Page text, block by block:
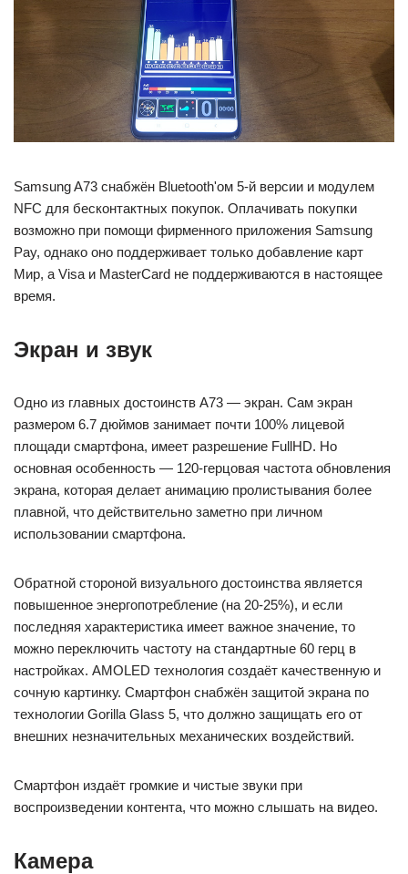
Samsung A73 снабжён Bluetooth'ом 5-й версии и модулем
NFC для бесконтактных покупок. Оплачивать покупки
возможно при помощи фирменного приложения Samsung
Pay, однако оно поддерживает только добавление карт
Мир, а Visa и MasterCard не поддерживаются в настоящее
время.
Экран и звук
Одно из главных достоинств A73 — экран. Сам экран
размером 6.7 дюймов занимает почти 100% лицевой
площади смартфона, имеет разрешение FullHD. Но
основная особенность — 120-герцовая частота обновления
экрана, которая делает анимацию пролистывания более
плавной, что действительно заметно при личном
использовании смартфона.
Обратной стороной визуального достоинства является
повышенное энергопотребление (на 20-25%), и если
последняя характеристика имеет важное значение, то
можно переключить частоту на стандартные 60 герц в
настройках. AMOLED технология создаёт качественную и
сочную картинку. Смартфон снабжён защитой экрана по
технологии Gorilla Glass 5, что должно защищать его от
внешних незначительных механических воздействий.
Смартфон издаёт громкие и чистые звуки при
воспроизведении контента, что можно слышать на видео.
Камера